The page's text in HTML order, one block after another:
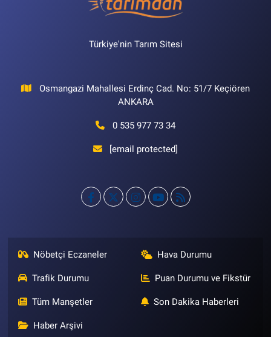
Türkiye'nin Tarım Sitesi
Osmangazi Mahallesi Erdinç Cad. No: 51/7 Keçiören
ANKARA
0 535 977 73 34
[email protected]
Nöbetçi Eczaneler Hava Durumu
Trafik Durumu Puan Durumu ve Fikstür
Tüm Manşetler Son Dakika Haberleri
Haber Arşivi